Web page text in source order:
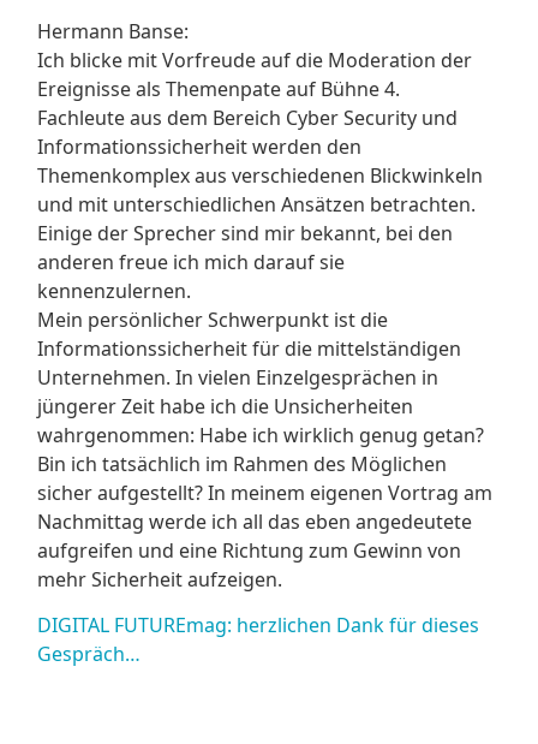
Hermann Banse:
Ich blicke mit Vorfreude auf die Moderation der
Ereignisse als Themenpate auf Bühne 4.
Fachleute aus dem Bereich Cyber Security und
Informationssicherheit werden den
Themenkomplex aus verschiedenen Blickwinkeln
und mit unterschiedlichen Ansätzen betrachten.
Einige der Sprecher sind mir bekannt, bei den
anderen freue ich mich darauf sie
kennenzulernen.
Mein persönlicher Schwerpunkt ist die
Informationssicherheit für die mittelständigen
Unternehmen. In vielen Einzelgesprächen in
jüngerer Zeit habe ich die Unsicherheiten
wahrgenommen: Habe ich wirklich genug getan?
Bin ich tatsächlich im Rahmen des Möglichen
sicher aufgestellt? In meinem eigenen Vortrag am
Nachmittag werde ich all das eben angedeutete
aufgreifen und eine Richtung zum Gewinn von
mehr Sicherheit aufzeigen.
DIGITAL FUTUREmag: herzlichen Dank für dieses
Gespräch…